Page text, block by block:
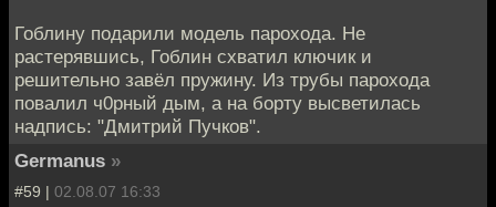
Гоблину подарили модель парохода. Не
растерявшись, Гоблин схватил ключик и
решительно завёл пружину. Из трубы парохода
повалил ч0рный дым, а на борту высветилась
надпись: "Дмитрий Пучков".
Germanus »
#59 | 02.08.07 16:33